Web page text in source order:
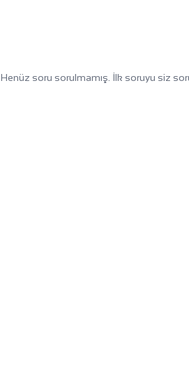
Henüz soru sorulmamış. İlk soruyu siz